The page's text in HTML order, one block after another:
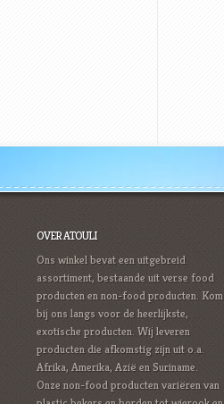
OVER ATOULI
Ons winkel bevat een uitgebreid
assortiment, bestaande uit verse food
producten en non-food producten. Kom
bij ons langs voor de heerlijkste,
exotische producten. Wij leveren
producten die afkomstig zijn uit o.a.
Afrika, Amerika, Azië en Suriname.
Onze non-food producten variëren van